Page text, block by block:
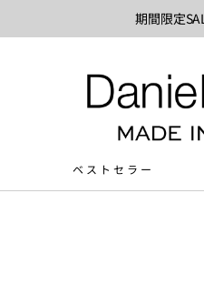
期間限定
ベストセラー